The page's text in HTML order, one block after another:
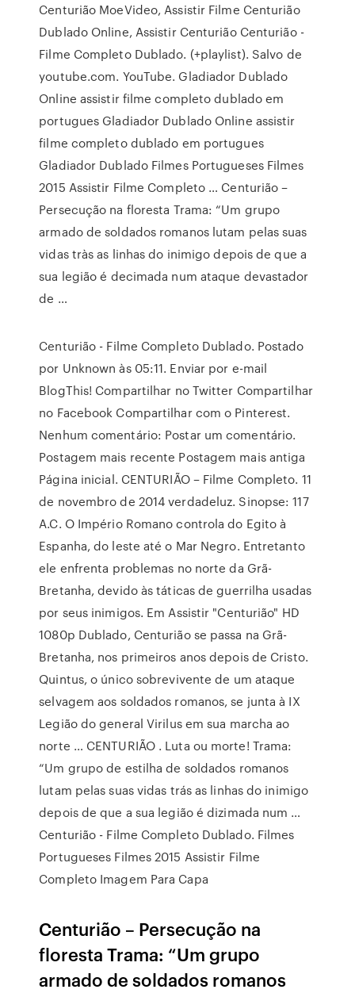
Centurião MoeVideo, Assistir Filme Centurião
Dublado Online, Assistir Centurião Centurião -
Filme Completo Dublado. (+playlist). Salvo de
youtube.com. YouTube. Gladiador Dublado
Online assistir filme completo dublado em
portugues Gladiador Dublado Online assistir
filme completo dublado em portugues
Gladiador Dublado Filmes Portugueses Filmes
2015 Assistir Filme Completo … Centurião –
Persecução na floresta Trama: “Um grupo
armado de soldados romanos lutam pelas suas
vidas tràs as linhas do inimigo depois de que a
sua legião é decimada num ataque devastador
de …
Centurião - Filme Completo Dublado. Postado
por Unknown às 05:11. Enviar por e-mail
BlogThis! Compartilhar no Twitter Compartilhar
no Facebook Compartilhar com o Pinterest.
Nenhum comentário: Postar um comentário.
Postagem mais recente Postagem mais antiga
Página inicial. CENTURIÃO – Filme Completo. 11
de novembro de 2014 verdadeluz. Sinopse: 117
A.C. O Império Romano controla do Egito à
Espanha, do leste até o Mar Negro. Entretanto
ele enfrenta problemas no norte da Grã-
Bretanha, devido às táticas de guerrilha usadas
por seus inimigos. Em Assistir "Centurião" HD
1080p Dublado, Centurião se passa na Grã-
Bretanha, nos primeiros anos depois de Cristo.
Quintus, o único sobrevivente de um ataque
selvagem aos soldados romanos, se junta à IX
Legião do general Virilus em sua marcha ao
norte … CENTURIÃO . Luta ou morte! Trama:
“Um grupo de estilha de soldados romanos
lutam pelas suas vidas trás as linhas do inimigo
depois de que a sua legião é dizimada num …
Centurião - Filme Completo Dublado. Filmes
Portugueses Filmes 2015 Assistir Filme
Completo Imagem Para Capa
Centurião – Persecução na
floresta Trama: “Um grupo
armado de soldados romanos